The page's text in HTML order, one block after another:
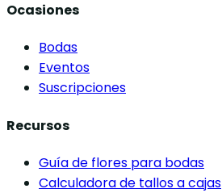
Ocasiones
Bodas
Eventos
Suscripciones
Recursos
Guía de flores para bodas
Calculadora de tallos a cajas